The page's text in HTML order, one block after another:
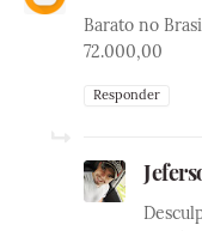
Barato no
72.000,00
Responder